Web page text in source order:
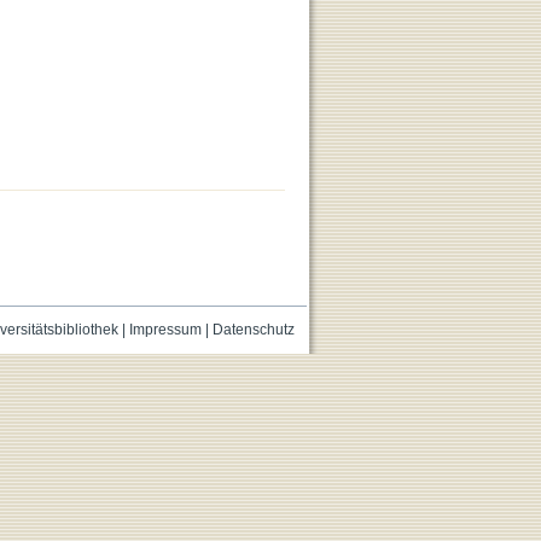
| Impressum| Datenschutz